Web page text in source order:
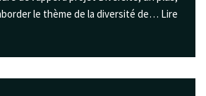
le thème de la diversité de… Lire